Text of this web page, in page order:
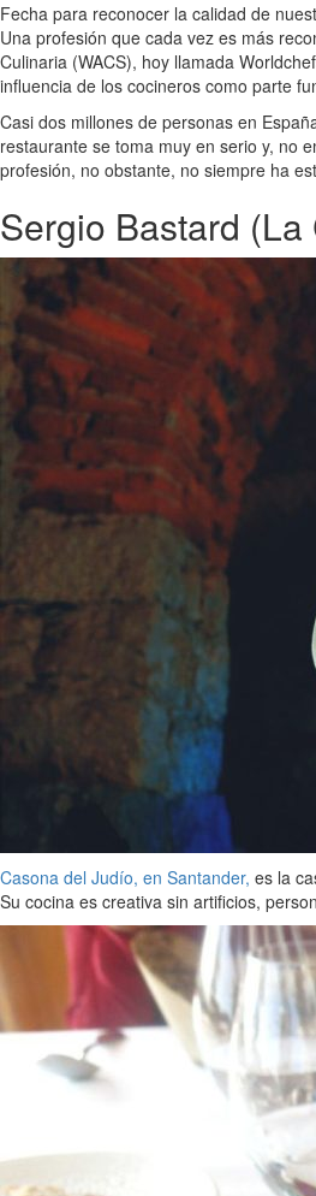
Fecha para reconocer la calidad de
Una profesión que cada vez es más
Culinaria (WACS), hoy llamada
influencia de los cocineros como parte
Casi dos millones de personas en
restaurante se toma muy en serio y, no
profesión, no obstante, no siempre ha
Sergio Bastard
Casona del Judío, en Santander, es la
Su cocina es creativa sin artificios,